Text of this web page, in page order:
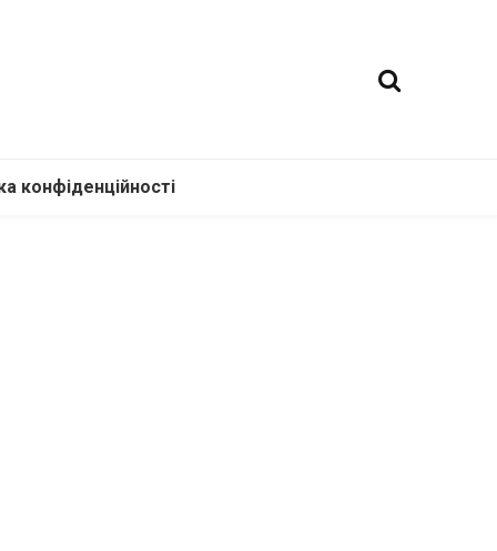
конфіденційності